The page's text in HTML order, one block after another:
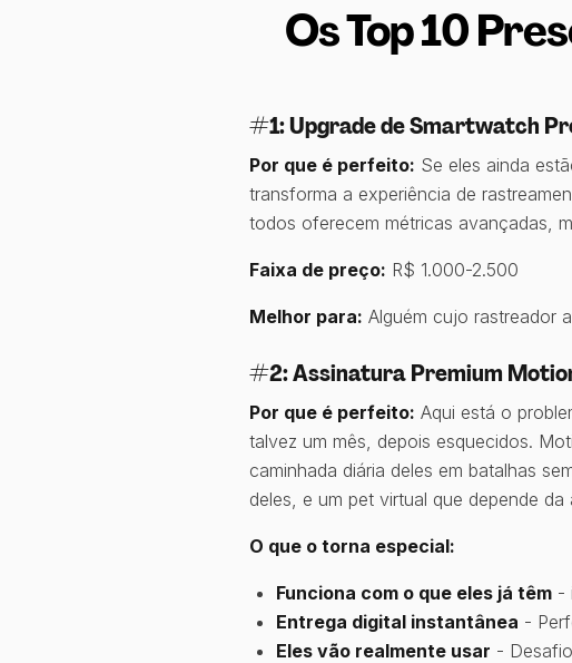
Os Top 10
#1: Upgrade de Smartwatch
Por que é perfeito: Se eles ainda
transforma a experiência de
todos oferecem métricas avançadas,
Faixa de preço: R$ 1.000-2.500
Melhor para: Alguém cujo rastreador
#2: Assinatura Premium
Por que é perfeito: Aqui está o
talvez um mês, depois esquecidos.
caminhada diária deles em batalhas
deles, e um pet virtual que depende
O que o torna especial:
Funciona com o que eles já têm -
Entrega digital instantânea -
Eles vão realmente usar -